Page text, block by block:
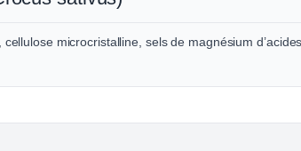
microcristalline, sels de magnésium